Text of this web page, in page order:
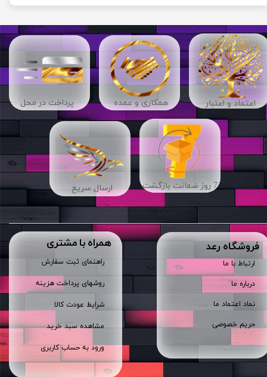
ارسال سریع
​فروشگاه رعد
ارتباط با ما
درباره ما
نماد اعتماد ما
حریم خصوصی
همراه با مشتری
راهنمای ثبت سفارش
روشهای پرداخت هزینه
شرایط عودت کالا
مشاهده سبد خرید
ورود به حساب کاربری
اعتماد و اعتبار
7 روز ضمانت بازگشت
پرداخت در محل ​​همکاری و عمده